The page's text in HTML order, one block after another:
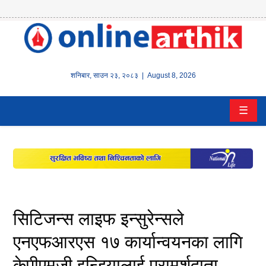
शनिबार, साउन २३, २०८३ | August 8, 2026
होम
वित्त
इन्स्योरेन्स
पूँजीबजार
अटो
कला
☰
सिटिजन्स लाइफ इन्सुरेन्सले
एनएफआरएस १७ कार्यान्वयनका लागि